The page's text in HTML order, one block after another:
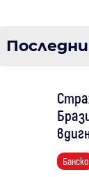
Банско